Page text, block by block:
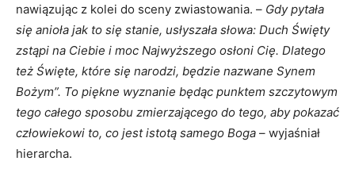
nawiązując z kolei do sceny zwiastowania. – Gdy pytała
się anioła jak to się stanie, usłyszała słowa: Duch Święty
zstąpi na Ciebie i moc Najwyższego osłoni Cię. Dlatego
też Święte, które się narodzi, będzie nazwane Synem
Bożym”. To piękne wyznanie będąc punktem szczytowym
tego całego sposobu zmierzającego do tego, aby pokazać
człowiekowi to, co jest istotą samego Boga – wyjaśniał
hierarcha.